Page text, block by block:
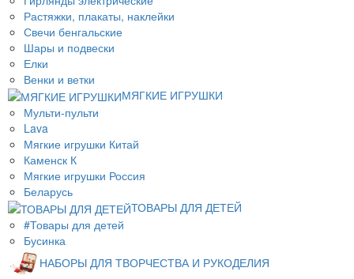
Растяжки, плакаты, наклейки
Свечи бенгальские
Шары и подвески
Елки
Венки и ветки
МЯГКИЕ ИГРУШКИ
Мульти-пульти
Lava
Мягкие игрушки Китай
Каменск К
Мягкие игрушки Россия
Беларусь
ТОВАРЫ ДЛЯ ДЕТЕЙ
#Товары для детей
Бусинка
НАБОРЫ ДЛЯ ТВОРЧЕСТВА И РУКОДЕЛИЯ